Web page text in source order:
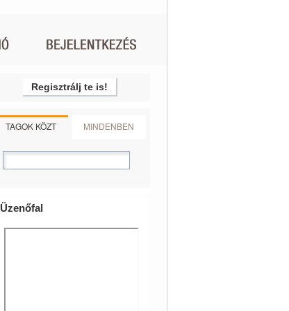
Regisztrálj te is!
TAGOK KÖZT MINDENBEN
Üzenőfal